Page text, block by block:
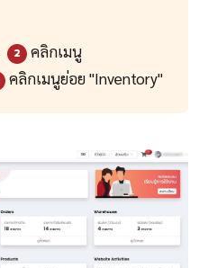
2
คลิกเมนู
คลิกเมนูย่อย "Inventory"